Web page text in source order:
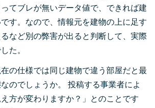
てブレが無いデータ値で、できれば建
す。なので、情報元を建物の上に足す
など別の弊害が出ると判断して、実際
た。
の仕様では同じ建物で違う部屋だと最
のでしょうか。 投稿する事業者によ
方が変わりますか？」とのことです